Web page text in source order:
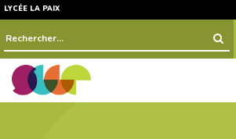
LYCÉE LA PAIX
Rechercher :